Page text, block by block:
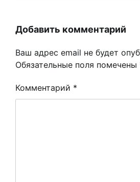
Добавить комментарий
Ваш адрес email не будет
Обязательные поля помечены
Комментарий *